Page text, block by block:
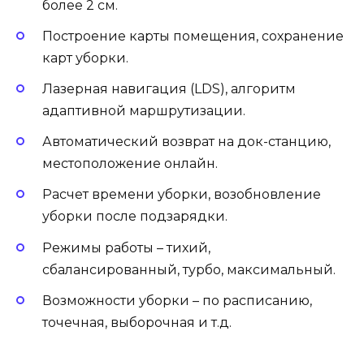
более 2 см.
Построение карты помещения, сохранение
карт уборки.
Лазерная навигация (LDS), алгоритм
адаптивной маршрутизации.
Автоматический возврат на док-станцию,
местоположение онлайн.
Расчет времени уборки, возобновление
уборки после подзарядки.
Режимы работы – тихий,
сбалансированный, турбо, максимальный.
Возможности уборки – по расписанию,
точечная, выборочная и т.д.